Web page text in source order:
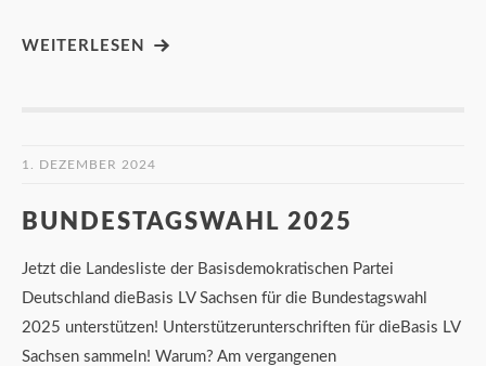
WEITERLESEN
1. DEZEMBER 2024
BUNDESTAGSWAHL 2025
Jetzt die Landesliste der Basisdemokratischen Partei
Deutschland dieBasis LV Sachsen für die Bundestagswahl
2025 unterstützen! Unterstützerunterschriften für dieBasis LV
Sachsen sammeln! Warum? Am vergangenen